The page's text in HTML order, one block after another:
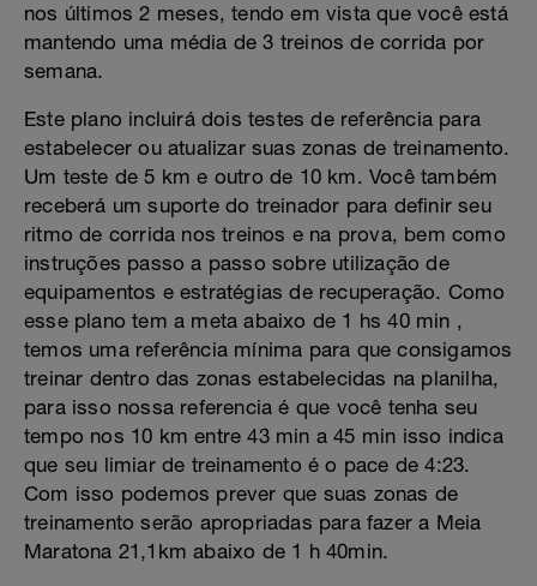
nos últimos 2 meses, tendo em vista que você está
mantendo uma média de 3 treinos de corrida por
semana.
Este plano incluirá dois testes de referência para
estabelecer ou atualizar suas zonas de treinamento.
Um teste de 5 km e outro de 10 km. Você também
receberá um suporte do treinador para definir seu
ritmo de corrida nos treinos e na prova, bem como
instruções passo a passo sobre utilização de
equipamentos e estratégias de recuperação. Como
esse plano tem a meta abaixo de 1 hs 40 min ,
temos uma referência mínima para que consigamos
treinar dentro das zonas estabelecidas na planilha,
para isso nossa referencia é que você tenha seu
tempo nos 10 km entre 43 min a 45 min isso indica
que seu limiar de treinamento é o pace de 4:23.
Com isso podemos prever que suas zonas de
treinamento serão apropriadas para fazer a Meia
Maratona 21,1km abaixo de 1 h 40min.